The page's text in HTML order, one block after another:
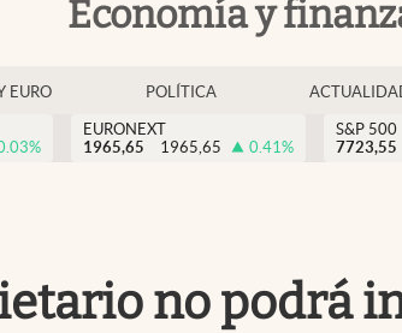
Economía y
EURO POLÍTICA
%
EURONEXT
1965,65
1965,65 0.41%
S&P 500
7723,55
no podrá